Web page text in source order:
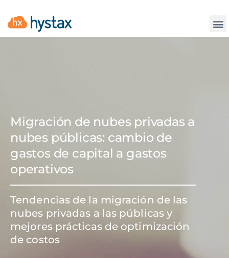
Migración de nubes privadas a
nubes públicas: cambio de
gastos de capital a gastos
operativos
Tendencias de la migración de las
nubes privadas a las públicas y
mejores prácticas de optimización
de costos